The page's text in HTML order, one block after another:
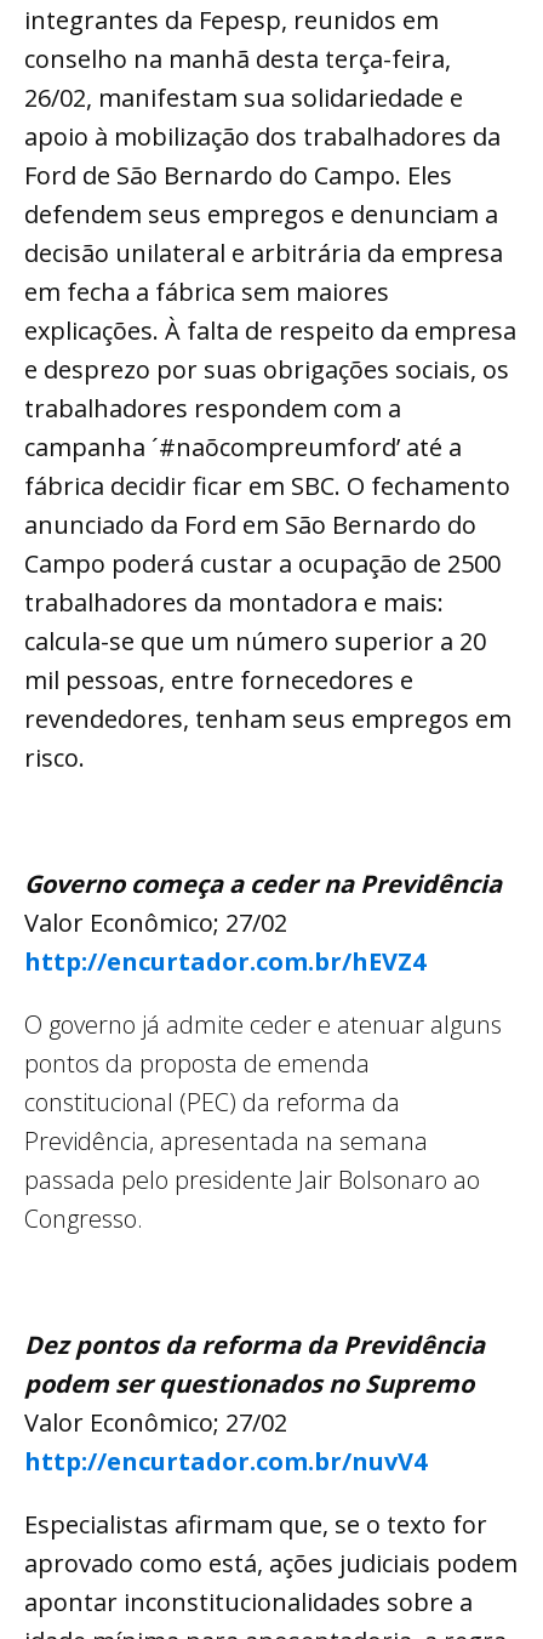
integrantes da Fepesp, reunidos em
conselho na manhã desta terça-feira,
26/02, manifestam sua solidariedade e
apoio à mobilização dos trabalhadores da
Ford de São Bernardo do Campo. Eles
defendem seus empregos e denunciam a
decisão unilateral e arbitrária da empresa
em fecha a fábrica sem maiores
explicações. À falta de respeito da empresa
e desprezo por suas obrigações sociais, os
trabalhadores respondem com a
campanha ´#naõcompreumford’ até a
fábrica decidir ficar em SBC. O fechamento
anunciado da Ford em São Bernardo do
Campo poderá custar a ocupação de 2500
trabalhadores da montadora e mais:
calcula-se que um número superior a 20
mil pessoas, entre fornecedores e
revendedores, tenham seus empregos em
risco.
Governo começa a ceder na Previdência
Valor Econômico; 27/02
http://encurtador.com.br/hEVZ4
O governo já admite ceder e atenuar alguns
pontos da proposta de emenda
constitucional (PEC) da reforma da
Previdência, apresentada na semana
passada pelo presidente Jair Bolsonaro ao
Congresso.
Dez pontos da reforma da Previdência
podem ser questionados no Supremo
Valor Econômico; 27/02
http://encurtador.com.br/nuvV4
Especialistas afirmam que, se o texto for
aprovado como está, ações judiciais podem
apontar inconstitucionalidades sobre a